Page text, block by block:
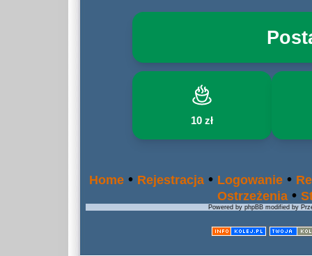
10 zł
Home • Rejestracja • Logowanie •
Ostrzeżenia •
Powered by phpBB modified by